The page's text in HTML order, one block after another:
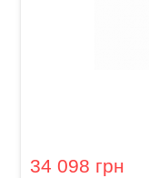
34 098 грн